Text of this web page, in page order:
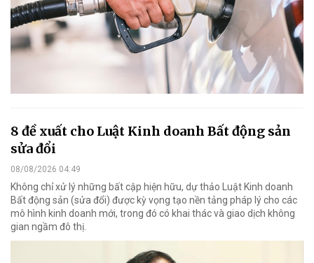
8 đề xuất cho Luật Kinh doanh Bất động sản
sửa đổi
08/08/2026 04:49
Không chỉ xử lý những bất cập hiện hữu, dự thảo Luật Kinh doanh
Bất động sản (sửa đổi) được kỳ vọng tạo nền tảng pháp lý cho các
mô hình kinh doanh mới, trong đó có khai thác và giao dịch không
gian ngầm đô thị.